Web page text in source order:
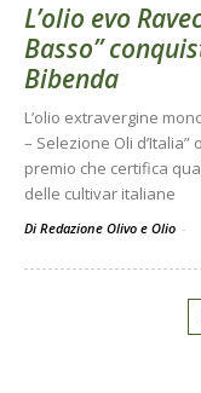
L’olio evo
Basso”
Bibenda
L’olio extravergine
– Selezione Oli
premio che certifica
delle cultivar italiane
Di Redazione Olivo e Olio -